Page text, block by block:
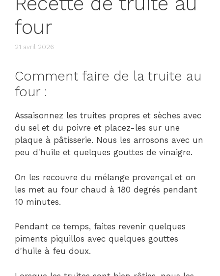
four
21 avril 2026
Comment faire de la truite au
four :
Assaisonnez les truites propres et sèches avec
du sel et du poivre et placez-les sur une
plaque à pâtisserie. Nous les arrosons avec un
peu d'huile et quelques gouttes de vinaigre.
On les recouvre du mélange provençal et on
les met au four chaud à 180 degrés pendant
10 minutes.
Pendant ce temps, faites revenir quelques
piments piquillos avec quelques gouttes
d'huile à feu doux.